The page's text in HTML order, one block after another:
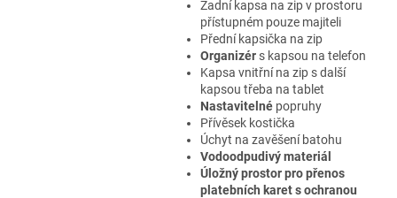
Zadní kapsa na zip v prostoru
přístupném pouze majiteli
Přední kapsička na zip
Organizér s kapsou na telefon
Kapsa vnitřní na zip s další
kapsou třeba na tablet
Nastavitelné popruhy
Přívěsek kostička
Úchyt na zavěšení batohu
Vodoodpudivý materiál
Úložný prostor pro přenos
platebních karet s ochranou